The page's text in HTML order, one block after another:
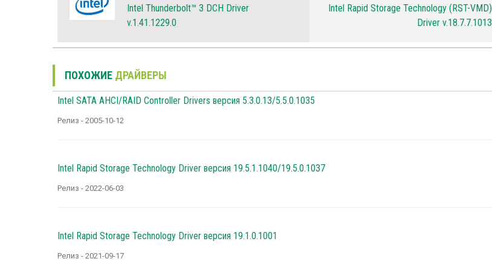
Intel Thunderbolt™ 3 DCH Driver
v.1.41.1229.0
Intel Rapid Storage Technology (RST-VMD)
Driver v.18.7.7.1013
ПОХОЖИЕ ДРАЙВЕРЫ
Intel SATA AHCI/RAID Controller Drivers версия 5.3.0.13/5.5.0.1035
Релиз - 2005-10-12
Intel Rapid Storage Technology Driver версия 19.5.1.1040/19.5.0.1037
Релиз - 2022-06-03
Intel Rapid Storage Technology Driver версия 19.1.0.1001
Релиз - 2021-09-17